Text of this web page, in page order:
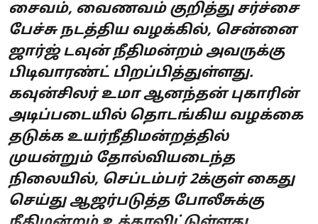
சைவம், வைணவம் குறித்து சர்ச்சை
பேச்சு நடத்திய வழக்கில், சென்னை
ஜார்ஜ் டவுன் நீதிமன்றம் அவருக்கு
பிடிவாரண்ட் பிறப்பித்துள்ளது.
கவுன்சிலர் உமா ஆனந்தன் புகாரின்
அடிப்படையில் தொடங்கிய வழக்கை
தடுக்க உயர்நீதிமன்றத்தில்
முயன்றும் தோல்வியடைந்த
நிலையில், செப்டம்பர் 2க்குள் கைது
செய்து ஆஜர்படுத்த போலீசுக்கு